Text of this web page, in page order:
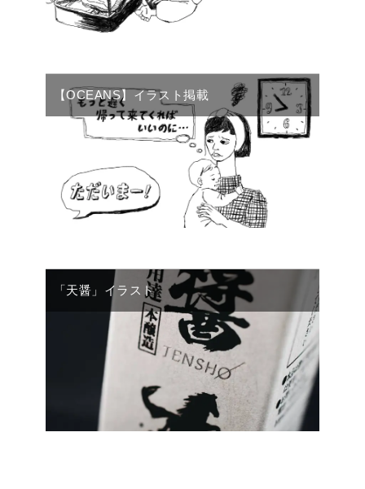
【OCEANS】イラスト掲載
「天醤」イラスト